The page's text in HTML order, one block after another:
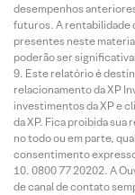
desempenhos
futuros. A rentabilidade
presentes neste
poderão ser
Este relatório é
relacionamento da XP
investimentos da XP e
da XP. Fica proibida
no todo ou em parte,
consentimento
0800 77 20202. A
de canal de contato